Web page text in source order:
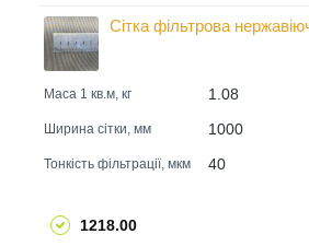
Сітка фільтрова
Маса 1 кв.м, кг 1.08
Ширина сітки, мм 1000
Тонкість фільтрації, мкм 40
1218.00